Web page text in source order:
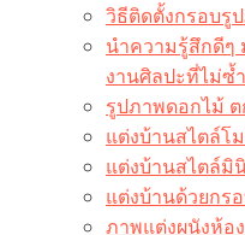
วิธีติดตั้งกรอบรู
นำความรู้สึกดีๆ
งานศิลปะที่ไม่ซ้
รูปภาพดอกไม้
แต่งบ้านสไตล์โ
แต่งบ้านสไตล์มิ
แต่งบ้านด้วยกร
ภาพแต่งผนังห้อ